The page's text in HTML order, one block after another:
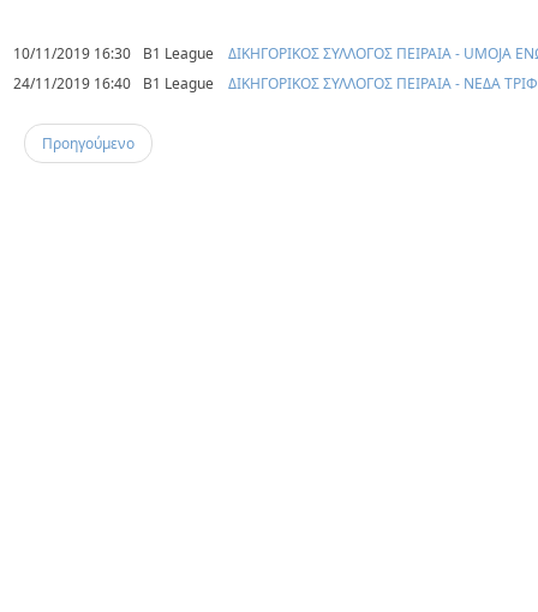
10/11/2019 16:30 B1 League
ΔΙΚΗΓΟΡΙΚΟΣ ΣΥΛΛΟΓΟΣ ΠΕΙΡΑΙΑ - UMOJA
24/11/2019 16:40
B1 League ΔΙΚΗΓΟΡΙΚΟΣ ΣΥΛΛΟΓΟΣ ΠΕΙΡΑΙΑ - ΝΕΔΑ
Προηγούμενο